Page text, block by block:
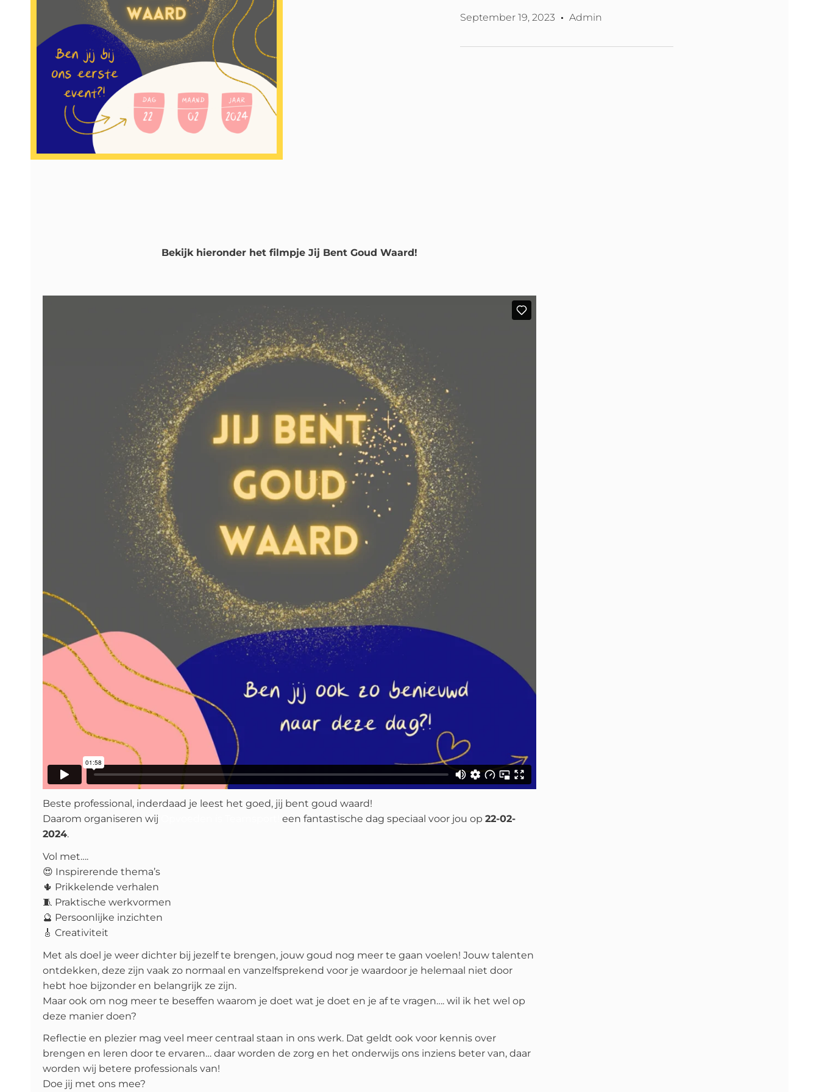
September 19, 2023 Admin
Bekijk hieronder het filmpje Jij Bent Goud Waard!
Beste professional, inderdaad je leest het goed, jij bent goud waard!
Daarom organiseren wij
een fantastische dag speciaal voor jou op 22-02-
2024.
Vol met….
😍 Inspirerende thema’s
🌵 Prikkelende verhalen
🧵 Praktische werkvormen
🔮 Persoonlijke inzichten
🎸 Creativiteit
Met als doel je weer dichter bij jezelf te brengen, jouw goud nog meer te gaan voelen! Jouw talenten
ontdekken, deze zijn vaak zo normaal en vanzelfsprekend voor je waardoor je helemaal niet door
hebt hoe bijzonder en belangrijk ze zijn.
Maar ook om nog meer te beseffen waarom je doet wat je doet en je af te vragen…. wil ik het wel op
deze manier doen?
Reflectie en plezier mag veel meer centraal staan in ons werk. Dat geldt ook voor kennis over
brengen en leren door te ervaren… daar worden de zorg en het onderwijs ons inziens beter van, daar
worden wij betere professionals van!
Doe jij met ons mee?